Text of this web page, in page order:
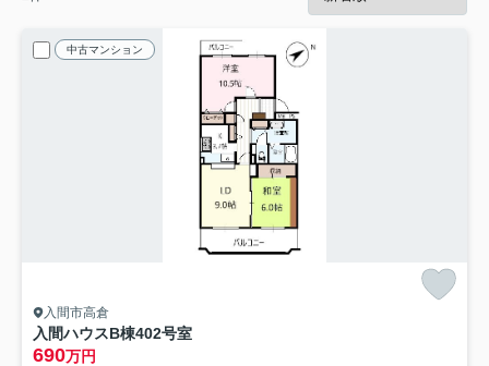
中古マンション
入間市高倉
入間ハウスB棟402号室
690万円